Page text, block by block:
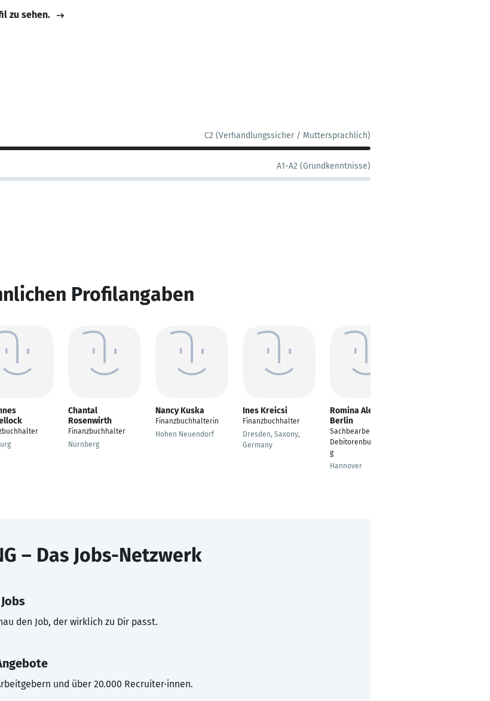
zu sehen.
C2 (Verhandlungssicher / Muttersprachlich)
A1-A2 (Grundkenntnisse)
Profilangaben
Chantal
Rosenwirth
Finanzbuchhalter
Nürnberg
Nancy Kuska
Finanzbuchhalterin
Hohen Neuendorf
Ines Kreicsi
Finanzbuchhalter
Dresden, Saxony,
Germany
Romina Alexandra
Berlin
Sachbearbeiter
Debitorenbuchhaltun
g
Hannover
– Das Jobs-Netzwerk
den Job, der wirklich zu Dir passt.
und über 20.000 Recruiter·innen.